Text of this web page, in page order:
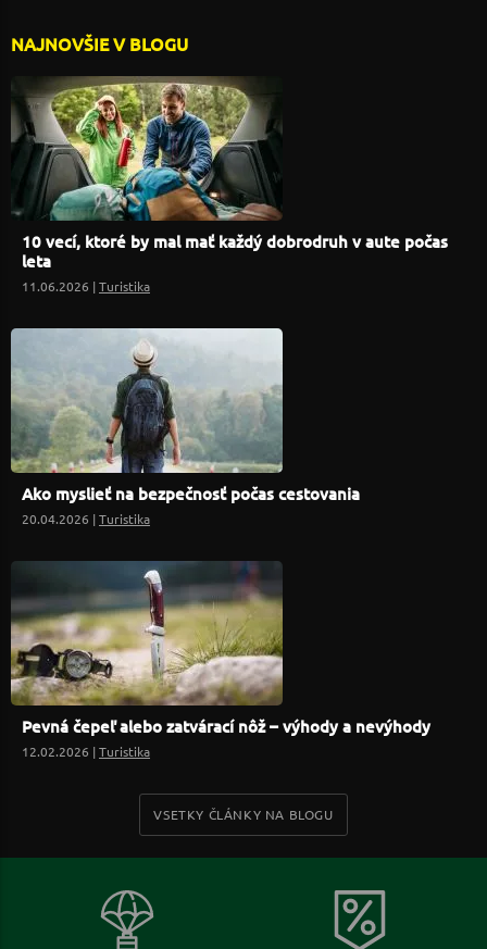
NAJNOVŠIE V BLOGU
10 vecí, ktoré by mal mať každý dobrodruh v aute počas
leta
11.06.2026 |Turistika
Ako myslieť na bezpečnosť počas cestovania
20.04.2026 |Turistika
Pevná čepeľ alebo zatvárací nôž – výhody a nevýhody
12.02.2026 |Turistika
VSETKY ČLÁNKY NA BLOGU